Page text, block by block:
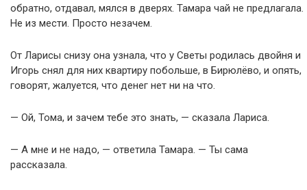
обратно, отдавал, мялся в дверях. Тамара чай не предлагала.
Не из мести. Просто незачем.
От Ларисы снизу она узнала, что у Светы родилась двойня и
Игорь снял для них квартиру побольше, в Бирюлёво, и опять,
говорят, жалуется, что денег нет ни на что.
— Ой, Тома, и зачем тебе это знать, — сказала Лариса.
— А мне и не надо, — ответила Тамара. — Ты сама
рассказала.